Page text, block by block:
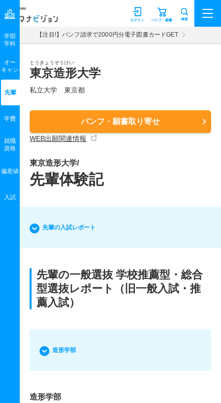
マナビジョン パンフ・願書
ログイン 検索
【注目!】パンフ請求で2000円分電子図書カードGET
とうきょうぞうけい
東京造形大学
私立大学 東京都
パンフ・願書取り寄せ
WEB出願関連情報
学部
学科
オー
キャン
先輩
学費
就職
資格
偏差値
入試
東京造形大学/
先輩体験記
先輩の入試レポート
先輩の一般選抜 学校推薦型・総合
型選抜レポート（旧一般入試・推
薦入試）
造形学部
造形学部